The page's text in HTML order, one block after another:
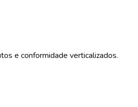
e conformidade verticalizados.